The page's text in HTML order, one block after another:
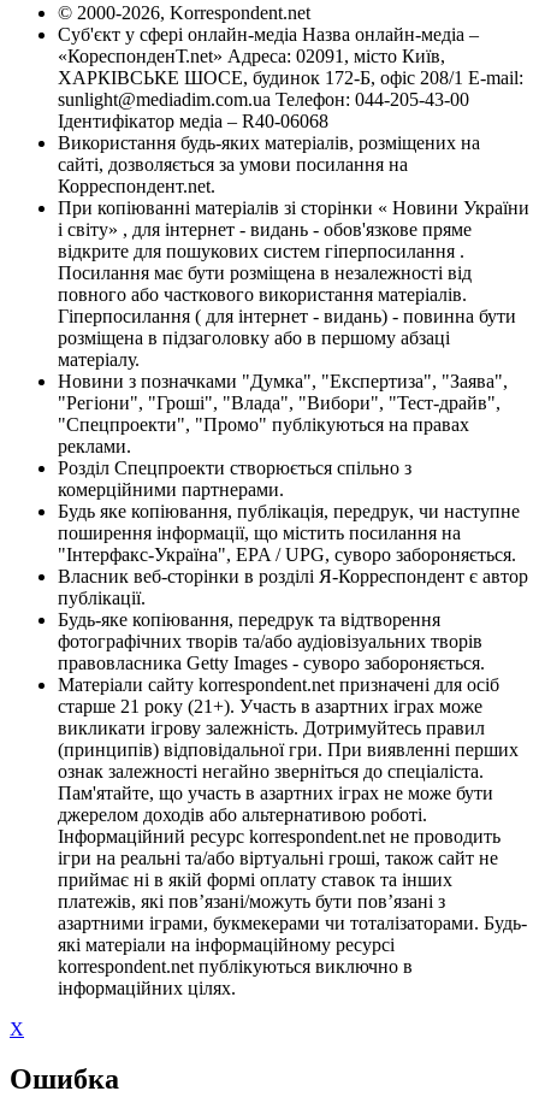
© 2000-2026, Korrespondent.net
Суб'єкт у сфері онлайн-медіа Назва онлайн-медіа –
«КореспонденТ.net» Адреса: 02091, місто Київ,
ХАРКІВСЬКЕ ШОСЕ, будинок 172-Б, офіс 208/1 E-mail:
sunlight@mediadim.com.ua Телефон: 044-205-43-00
Ідентифікатор медіа – R40-06068
Використання будь-яких матеріалів, розміщених на
сайті, дозволяється за умови посилання на
Корреспондент.net.
При копіюванні матеріалів зі сторінки « Новини України
і світу» , для інтернет - видань - обов'язкове пряме
відкрите для пошукових систем гіперпосилання .
Посилання має бути розміщена в незалежності від
повного або часткового використання матеріалів.
Гіперпосилання ( для інтернет - видань) - повинна бути
розміщена в підзаголовку або в першому абзаці
матеріалу.
Новини з позначками "Думка", "Експертиза", "Заява",
"Регіони", "Гроші", "Влада", "Вибори", "Тест-драйв",
"Спецпроекти", "Промо" публікуються на правах
реклами.
Розділ Спецпроекти створюється спільно з
комерційними партнерами.
Будь яке копіювання, публікація, передрук, чи наступне
поширення інформації, що містить посилання на
"Інтерфакс-Україна", EPA / UPG, суворо забороняється.
Власник веб-сторінки в розділі Я-Корреспондент є автор
публікації.
Будь-яке копіювання, передрук та відтворення
фотографічних творів та/або аудіовізуальних творів
правовласника Getty Images - суворо забороняється.
Матеріали сайту korrespondent.net призначені для осіб
старше 21 року (21+). Участь в азартних іграх може
викликати ігрову залежність. Дотримуйтесь правил
(принципів) відповідальної гри. При виявленні перших
ознак залежності негайно зверніться до спеціаліста.
Пам'ятайте, що участь в азартних іграх не може бути
джерелом доходів або альтернативою роботі.
Інформаційний ресурс korrespondent.net не проводить
ігри на реальні та/або віртуальні гроші, також сайт не
приймає ні в якій формі оплату ставок та інших
платежів, які пов’язані/можуть бути пов’язані з
азартними іграми, букмекерами чи тоталізаторами. Будь-
які матеріали на інформаційному ресурсі
korrespondent.net публікуються виключно в
інформаційних цілях.
X
Ошибка